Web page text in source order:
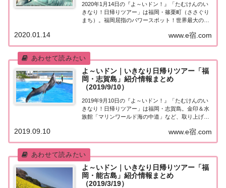
2020年1月14日の『よ～いドン！』「たむけんのい
きなり！日帰りツアー」は福岡・篠栗町（ささぐり
まち）。福岡屈指のパワースポット！世界最大の
ディナーは黒毛和牛の絶品もつ鍋！取り上げられた
スポットはこちら！「福岡・篠栗町」日帰りツア
ー...
www.e宿.com
2020.01.14
よ～いドン｜いきなり日帰りツアー「福
岡・志賀島」紹介情報まとめ
（2019/9/10）
2019年9月10日の『よ～いドン！』「たむけんのい
きなり！日帰りツアー」は福岡・志賀島。金印＆水
族館「マリンワールド海の中道」など、取り上げら
アー街行く人にいきなり声をかけ、そのまま日帰り
ツアーにご招待する『たむけんの日帰りツアー』...
www.e宿.com
2019.09.10
よ～いドン｜いきなり日帰りツアー「福
岡・能古島」紹介情報まとめ
（2019/3/19）